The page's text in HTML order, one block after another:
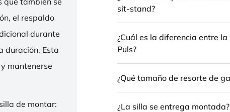
el respaldo
durante
duración. Esta
mantenerse
de montar:
sit-stand?
¿Cuál es la diferencia entre
Puls?
¿Qué tamaño de resorte de
¿La silla se entrega montada?